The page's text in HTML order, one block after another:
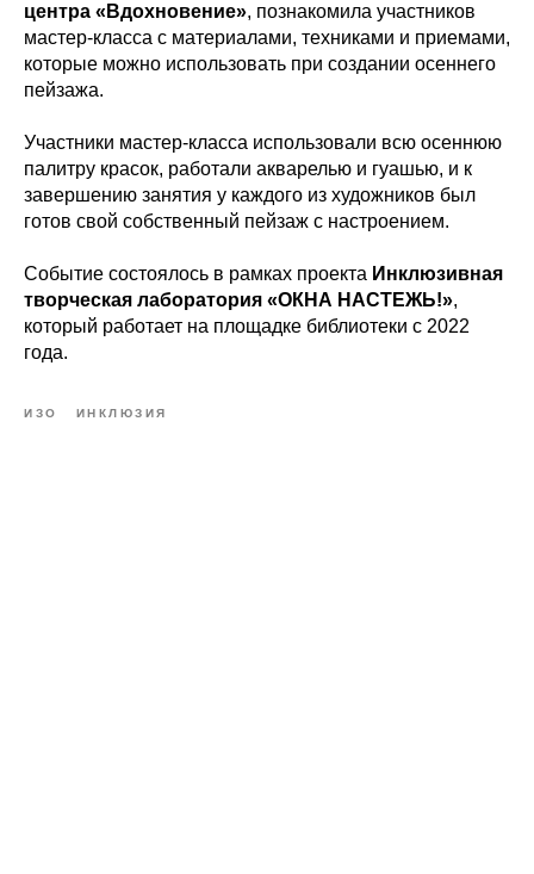
центра «Вдохновение», познакомила участников
мастер-класса с материалами, техниками и приемами,
которые можно использовать при создании осеннего
пейзажа.
Участники мастер-класса использовали всю осеннюю
палитру красок, работали акварелью и гуашью, и к
завершению занятия у каждого из художников был
готов свой собственный пейзаж с настроением.
Событие состоялось в рамках проекта Инклюзивная
творческая лаборатория «ОКНА НАСТЕЖЬ!»,
который работает на площадке библиотеки с 2022
года.
ИЗО ИНКЛЮЗИЯ